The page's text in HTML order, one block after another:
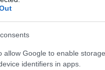
allow Google to enable
identifiers in apps.